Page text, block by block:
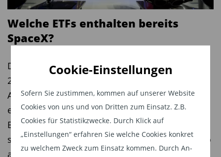
Cookie-Einstellungen
Sofern Sie zustimmen, kommen auf unserer Website
Cookies von uns und von Dritten zum Einsatz. Z.B.
Cookies für Statistikzwecke. Durch Klick auf
„Einstellungen“ erfahren Sie welche Cookies konkret
zu welchem Zweck zum Einsatz kommen. Durch An-
Welche ETFs enthalten bereits
SpaceX?
Der Raumfahrtkonzern SpaceX hat am 12. Juni
2026 Börsengeschichte geschrieben. Mit einem
Ausgabepreis von 135 US-Dollar je Aktie und
einer Unternehmensbewertung von rund 1,75
Billionen US-Dollar übertraf das Unternehmen
sogar den Rekord-Börsengang von Saudi Aramco
aus dem Jahr 2019. Inzwischen stieg SpaceX